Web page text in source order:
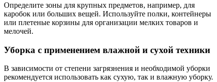
Определите зоны для крупных предметов, например, для
каробок или больших вещей. Используйте полки, контейнеры
или плетеные корзины для организации мелких товаров и
мелочей.
Уборка с применением влажной и сухой техники
В зависимости от степени загрязнения и необходимой уборки
рекомендуется использовать как сухую, так и влажную уборку.